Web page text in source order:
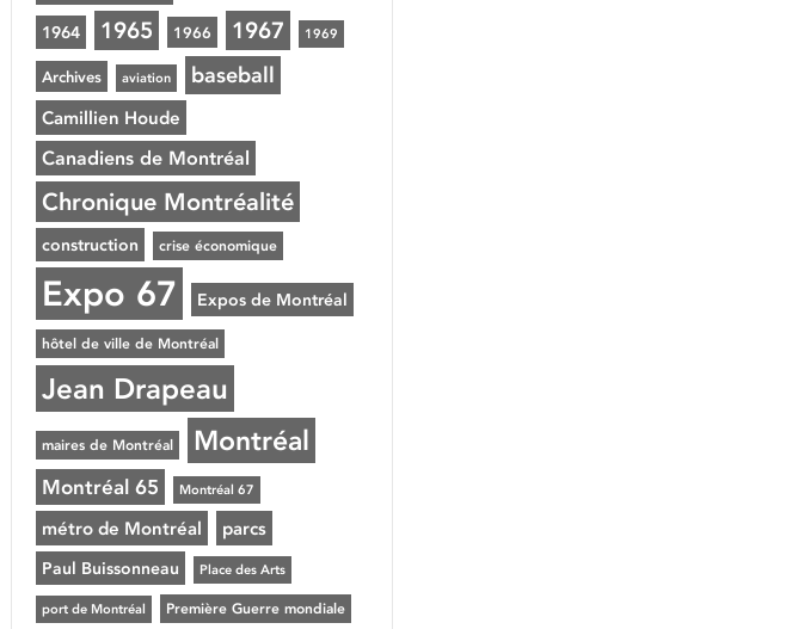
1964 1965 1966 1967 1969
Archives aviation baseball
Camillien Houde
Canadiens de Montréal
Chronique Montréalité
construction crise économique
Expo 67 Expos de Montréal
hôtel de ville de Montréal
Jean Drapeau
maires de Montréal Montréal
Montréal 65 Montréal 67
métro de Montréal parcs
Paul Buissonneau Place des Arts
port de Montréal Première Guerre mondiale